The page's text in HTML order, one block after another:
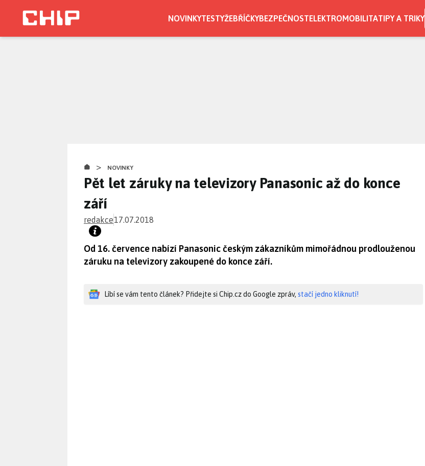
NOVINKYTESTYŽEBŘÍČKYBEZPEČNOSTELEKTROMOBILITATIPY A TRIKY
> NOVINKY
Pět let záruky na televizory Panasonic až do konce
září
redakce17.07.2018
Od 16. července nabízí Panasonic českým zákazníkům mimořádnou prodlouženou
záruku na televizory zakoupené do konce září.
Líbí se vám tento článek? Přidejte si Chip.cz do Google zpráv, stačí jedno kliknutí!